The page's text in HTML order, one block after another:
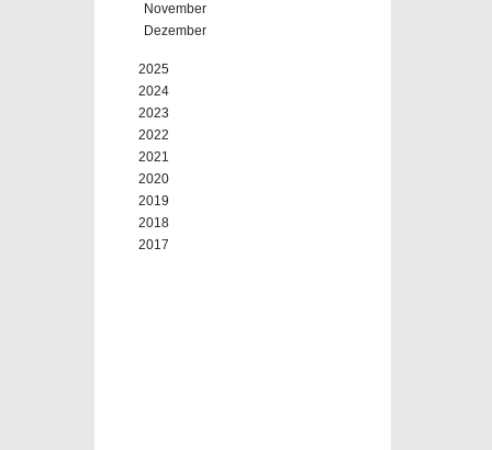
November
Dezember
2025
2024
2023
2022
2021
2020
2019
2018
2017